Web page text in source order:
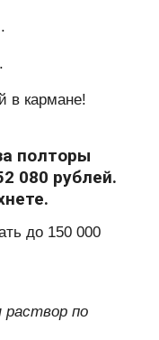
в кармане!
полторы
080 рублей.
до 150 000
раствор по